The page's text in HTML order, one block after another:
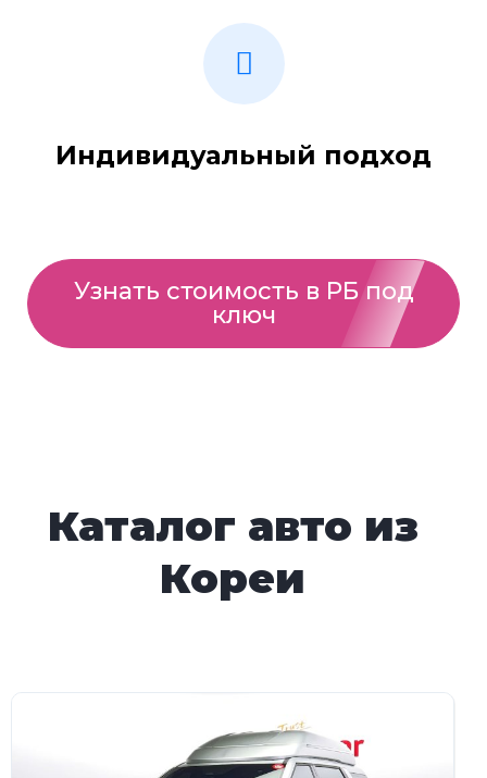
Индивидуальный подход
Узнать стоимость в РБ под
ключ
Каталог авто из
Кореи